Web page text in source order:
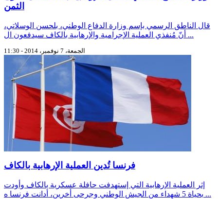
الثمن
قال الناطق الرسمي بإسم وزارة الدفاع الوطني، بلحسن الوسلاتي،
أنّ مُنفذي العملية الإجرامية والإرهابية بالكاف سيدفعون ال ...
الجمعة، 7 نوفمبر، 2014 - 11:30
فرنسا تُدين العملية الإرهابية بالكاف
إثر العملية الإرهابية التي إستهدفت حافلة عسكرية بالكاف وأودت
بحياة 5 شهداء من الجيش الوطني وجرحى أخرين، أدانت فرنسا ه ...